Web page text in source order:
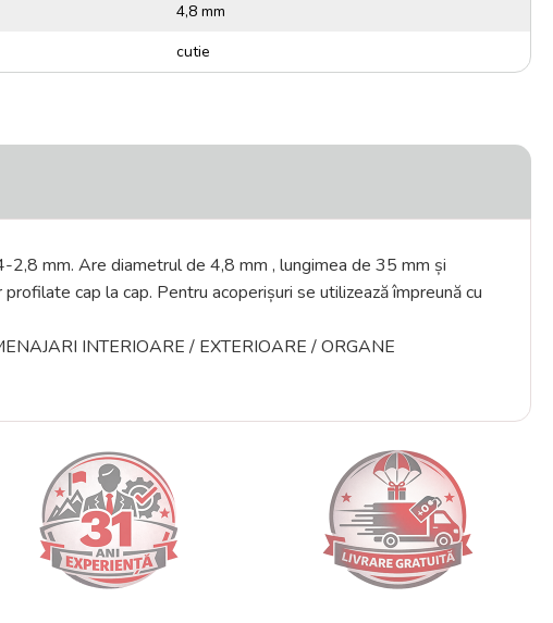
4,8 mm
cutie
2,8 mm. Are diametrul de 4,8 mm , lungimea de 35 mm și
cap la cap. Pentru acoperișuri se utilizează împreună cu
INTERIOARE / EXTERIOARE / ORGANE